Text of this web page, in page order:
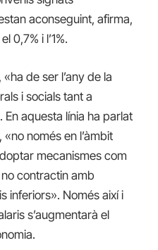
aconseguint, afirma,
0,7% i l’1%.
de ser l’any de la
i socials tant a
aquesta línia ha parlat
només en l’àmbit
mecanismes com
contractin amb
inferiors». Només així i
s’augmentarà el